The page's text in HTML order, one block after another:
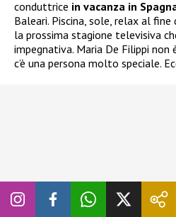
conduttrice in vacanza in
Baleari. Piscina, sole, relax al fine
la prossima stagione televisiva
impegnativa. Maria De Filippi non
c’è una persona molto speciale.